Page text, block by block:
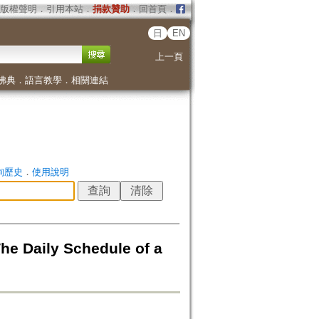
版權聲明 ． 引用本站． 捐款贊助．回首頁．
日 EN
上一頁
典． 語言教學． 相關連結
歷史 ． 使用說明
Daily Schedule of a